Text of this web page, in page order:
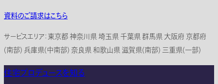
資料のご請求はこちら
サービスエリア：東京都 神奈川県 埼玉県 千葉県 群馬県 大阪府 京都府
(南部) 兵庫県(中南部) 奈良県 和歌山県 滋賀県(南部) 三重県(一部)
住宅プロデュースを知る